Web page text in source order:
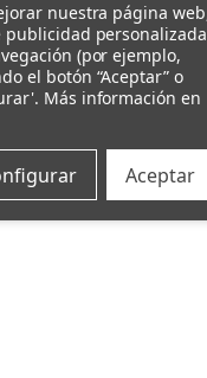
nuestra página
personalizada
(por ejemplo,
el botón “Aceptar” o
Más información en
Aceptar